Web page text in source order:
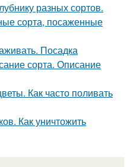
разных сортов.
сорта, посаженные
Посадка
сорта. Описание
Как часто поливать
Как уничтожить